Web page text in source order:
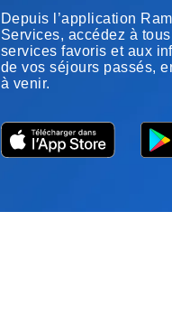
Depuis l’application
Services, accédez à
services favoris et aux
de vos séjours passés,
à venir.